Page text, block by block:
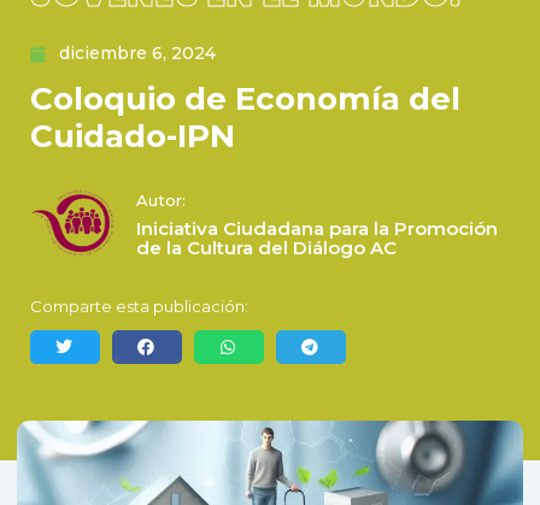
diciembre 6, 2024
Coloquio de Economía del
Cuidado-IPN
Autor:
Iniciativa Ciudadana para la Promoción
de la Cultura del Diálogo AC
Comparte esta publicación: